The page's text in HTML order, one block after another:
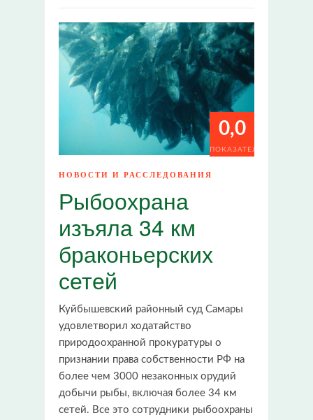
0,0
ПОКАЗАТЕЛИ
НОВОСТИ И РАССЛЕДОВАНИЯ
Рыбоохрана
изъяла 34 км
браконьерских
сетей
Куйбышевский районный суд Самары
удовлетворил ходатайство
природоохранной прокуратуры о
признании права собственности РФ на
более чем 3000 незаконных орудий
добычи рыбы, включая более 34 км
сетей. Все это сотрудники рыбоохраны